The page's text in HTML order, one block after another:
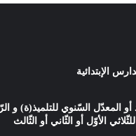
الإبتدائية
أو المعدّل السّنوي للتلميذ(ة) و
الأوّل أو الثّاني أو الثّالث